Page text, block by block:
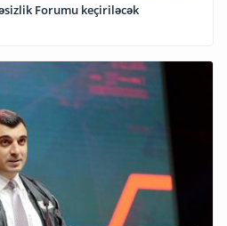
Forumu keçiriləcək